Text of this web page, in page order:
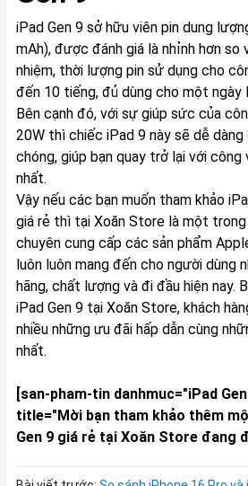
iPad Gen 9 sở hữu viên pin dung
mAh), được đánh giá là nhỉnh hơn so
nhiệm, thời lượng pin sử dụng cho
đến 10 tiếng, đủ dùng cho một ngày
Bên cạnh đó, với sự giúp sức của
20W thì chiếc iPad 9 này sẽ dễ
chóng, giúp bạn quay trở lại với
nhất.
Vậy nếu các bạn muốn tham khảo
giá rẻ thì tại Xoăn Storelà một trong
chuyên cung cấp các sản phẩm
luôn luôn mang đến cho người dùng
hãng, chất lượng và đi đầu hiện nay.
iPad Gen 9 tại Xoăn Store, khách
nhiều những ưu đãi hấp dẫn cùng
nhất.
[san-pham-tin danhmuc="iPad
title="Mời bạn tham khảo thêm
Gen 9 giá rẻ tại Xoăn Store đang